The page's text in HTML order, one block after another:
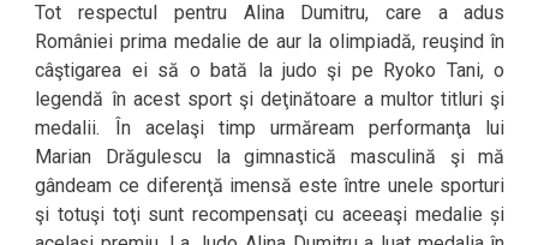
Tot respectul pentru Alina Dumitru, care a adus
României prima medalie de aur la olimpiadă, reuşind în
câştigarea ei să o bată la judo şi pe Ryoko Tani, o
legendă în acest sport şi deţinătoare a multor titluri şi
medalii. În acelaşi timp urmăream performanţa lui
Marian Drăgulescu la gimnastică masculină şi mă
gândeam ce diferenţă imensă este între unele sporturi
şi totuşi toţi sunt recompensaţi cu aceeaşi medalie și